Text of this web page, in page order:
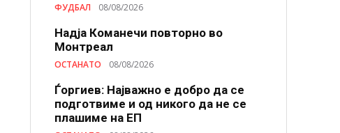
ФУДБАЛ 08/08/2026
Надја Команечи повторно во
Монтреал
ОСТАНАТО 08/08/2026
Ѓоргиев: Најважно е добро да се
подготвиме и од никого да не се
плашиме на ЕП